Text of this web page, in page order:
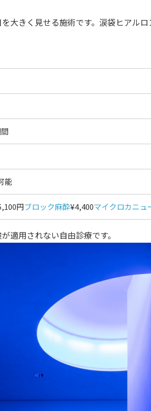
大きく見せる施術です。涙袋ヒアル
能
円ブロック麻酔¥4,400マイクロカニュ
適用されない自由診療です。